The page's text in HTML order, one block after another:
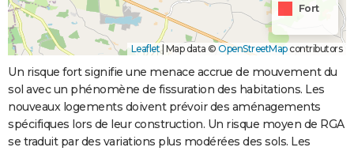
Fort
Leaflet| Map data © OpenStreetMapcontributors
Un risque fort signifie une menace accrue de mouvement du
sol avec un phénomène de fissuration des habitations. Les
nouveaux logements doivent prévoir des aménagements
spécifiques lors de leur construction. Un risque moyen de RGA
se traduit par des variations plus modérées des sols. Les